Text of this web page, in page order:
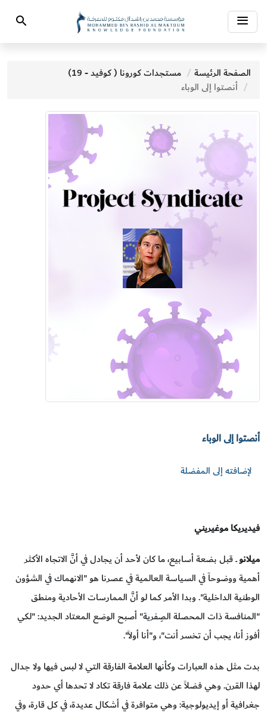
Toggle
navigation
Search
الصفحة الرئيسة
مستجدات كورونا ( كوفيد - 19)
أنصتوا إلى الوباء
أنصتوا إلى الوباء
لإضافته إلى المفضلة
فيديريكا موغيريني
ميلانوــ قبل بضعة أسابيع، ما كان لأحد أن يجادل في أنَّ الاتجاه الأكثر
أهمية ووضوحاً في السياسة العالمية في عصرنا هو "الانهماك في الشؤون
الوطنية الداخلية". وبدا الأمر كما لو أنَّ الممارسات الأحادية ومنطق
"المنافسة ذات المحصلة الصِفرية" أصبح الوضع المعتاد الجديد: "لكي
أفوز أنا، يجب أن تخسر أنت"، و"أنا أولاً".
بدت مثل هذه العبارات وكأنها العلامة الفارقة التي لا لبس فيها ولا جدال
لهذا القرن. وهي فضلاً عن ذلك علامة فارقة تكاد لا تحدها أي حدود
جغرافية أو إيديولوجية: وهي متوافرة في أشكال عديدة، في كل قارة، وفي